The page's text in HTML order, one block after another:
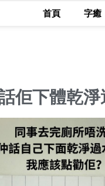
首頁 字癒
佢下體乾